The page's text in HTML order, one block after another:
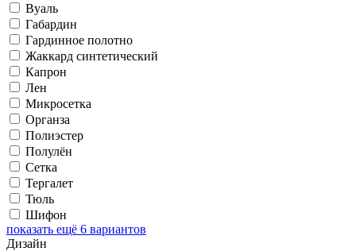
Вуаль
Габардин
Гардинное полотно
Жаккард синтетический
Капрон
Лен
Микросетка
Органза
Полиэстер
Полулён
Сетка
Тергалет
Тюль
Шифон
показать ещё 6 вариантов
Дизайн